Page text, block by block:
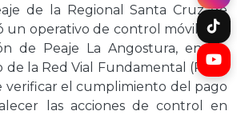
de la Regional Santa Cruz de
un operativo de control móvil a 1,5
de Peaje La Angostura, en un
la Red Vial Fundamental (RVF),
verificar el cumplimiento del pago
las acciones de control en